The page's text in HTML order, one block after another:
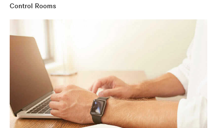
Control Rooms